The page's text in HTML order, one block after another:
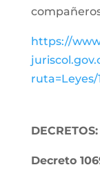
https://
ruta=Leyes/
DECRETOS:
Decreto